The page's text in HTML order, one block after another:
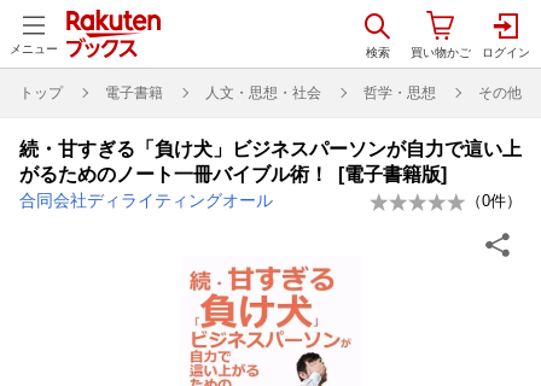
メニュー
トップ 電子書籍 人文・思想・社会 哲学・思想 その他
続・甘すぎる「負け犬」ビジネスパーソンが自力で這い上
がるためのノート一冊バイブル術！ [電子書籍版]
合同会社ディライティングオール （0件）